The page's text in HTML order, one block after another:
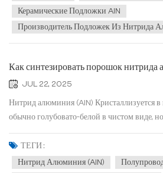
Керамические Подложки AlN
Производитель Подложек Из Нитрида
Как синтезировать порошок
JUL 22, 2025
Нитрид алюминия (AlN) Кристаллизуется в
обычно голубовато-белой в чистом виде,
или слегка белой. Будучи
керамическим материалом, нитрид
исключительной теплопроводностью,
ТЕГИ :
Нитрид Алюминия (AlN)